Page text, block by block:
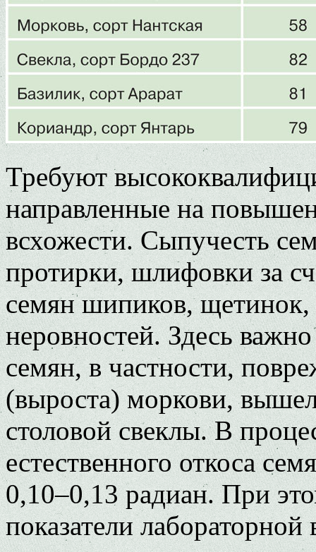
Требуют
направленные на
всхожести. Сыпучесть
протирки, шлифовки за
семян шипиков, щетинок,
неровностей. Здесь
семян, в частности,
(выроста) моркови,
столовой свеклы. В
естественного откоса
0,10–0,13 радиан. При
показатели